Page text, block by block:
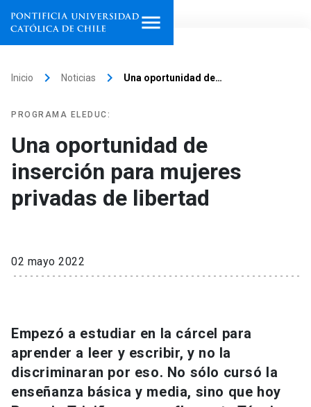
institutos
Investigación
Información para keyboard_arrow_down
Futuros estudiantes
Go to english site launch
Inicio keyboard_arrow_right Noticias keyboard_arrow_right Una oportunidad de…
PROGRAMA ELEDUC:
Una oportunidad de
inserción para mujeres
privadas de libertad
02 mayo 2022
Empezó a estudiar en la cárcel para
aprender a leer y escribir, y no la
discriminaran por eso. No sólo cursó la
enseñanza básica y media, sino que hoy